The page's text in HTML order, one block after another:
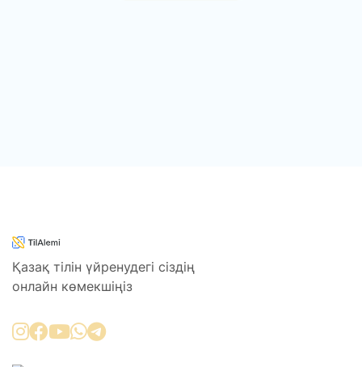
Қазақ тілін үйренудегі сіздің
онлайн көмекшіңіз